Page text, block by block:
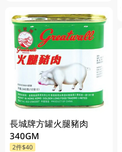
長城牌方罐火腿豬肉
340GM
2件$40